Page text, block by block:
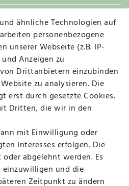
Kontakt
Freitag
ähnliche Technologien auf
personenbezogene
unserer Webseite (z.B. IP-
Anzeigen zu
Drittanbietern einzubinden
zu analysieren. Die
erst durch gesetzte Cookies.
Dritten, die wir in den
mit Einwilligung oder
Interesses erfolgen. Die
abgelehnt werden. Es
und die
Zeitpunkt zu ändern